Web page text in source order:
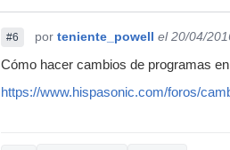
#6 por teniente_powell el 20/04/
Cómo hacer cambios de programas
https://www.hispasonic.com/foros/